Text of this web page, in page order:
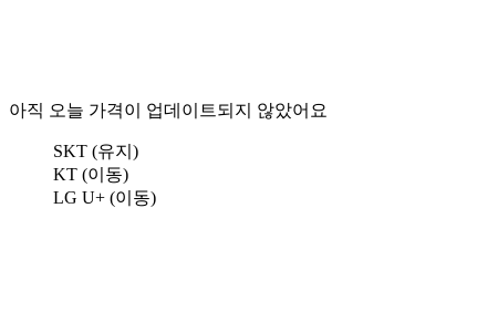
아직 오늘 가격이 업데이트되지 않았어요
SKT (유지)
KT (이동)
LG U+ (이동)